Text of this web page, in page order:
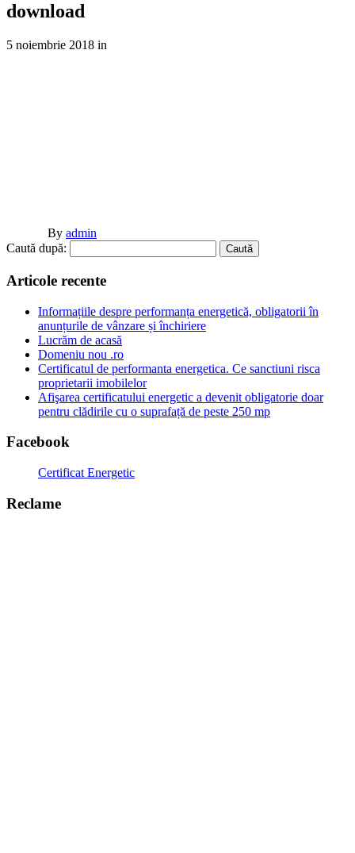
download
5 noiembrie 2018 in
By admin
Caută după:
Articole recente
Informațiile despre performanța energetică, obligatorii în
anunțurile de vânzare și închiriere
Lucrăm de acasă
Domeniu nou .ro
Certificatul de performanta energetica. Ce sanctiuni risca
proprietarii imobilelor
Afişarea certificatului energetic a devenit obligatorie doar
pentru clădirile cu o suprafață de peste 250 mp
Facebook
Certificat Energetic
Reclame